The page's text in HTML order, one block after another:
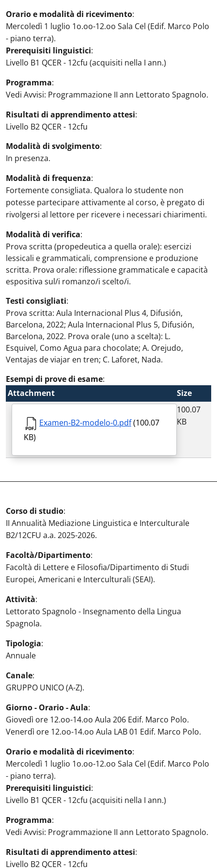
Orario e modalità di ricevimento:
Mercoledì 1 luglio 1o.oo-12.oo Sala Cel (Edif. Marco Polo
- piano terra).
Prerequisiti linguistici:
Livello B1 QCER - 12cfu (acquisiti nella I ann.)
Programma:
Vedi Avvisi: Programmazione II ann Lettorato Spagnolo.
Risultati di apprendimento attesi:
Livello B2 QCER - 12cfu
Modalità di svolgimento:
In presenza.
Modalità di frequenza:
Fortemente consigliata. Qualora lo studente non
potesse partecipare attivamente al corso, è pregato di
rivolgersi al lettore per ricevere i necessari chiarimenti.
Modalità di verifica:
Prova scritta (propedeutica a quella orale): esercizi
lessicali e grammaticali, comprensione e produzione
scritta. Prova orale: riflessione grammaticale e capacità
espositiva sul/i romanzo/i scelto/i.
Testi consigliati:
Prova scritta: Aula Internacional Plus 4, Difusión,
Barcelona, 2022; Aula Internacional Plus 5, Difusión,
Barcelona, 2022. Prova orale (uno a scelta): L.
Esquivel, Como Agua para chocolate; A. Orejudo,
Ventajas de viajar en tren; C. Laforet, Nada.
Esempi di prove di esame:
Attachment
Size
Examen-B2-modelo-0.pdf(100.07
KB)
100.07
KB
Corso di studio:
II Annualità Mediazione Linguistica e Interculturale
B2/12CFU a.a. 2025-2026.
Facoltà/Dipartimento:
Facoltà di Lettere e Filosofia/Dipartimento di Studi
Europei, Americani e Interculturali (SEAI).
Attività:
Lettorato Spagnolo - Insegnamento della Lingua
Spagnola.
Tipologia:
Annuale
Canale:
GRUPPO UNICO (A-Z).
Giorno - Orario - Aula:
Giovedì ore 12.oo-14.oo Aula 206 Edif. Marco Polo.
Venerdì ore 12.oo-14.oo Aula LAB 01 Edif. Marco Polo.
Orario e modalità di ricevimento:
Mercoledì 1 luglio 1o.oo-12.oo Sala Cel (Edif. Marco Polo
- piano terra).
Prerequisiti linguistici:
Livello B1 QCER - 12cfu (acquisiti nella I ann.)
Programma:
Vedi Avvisi: Programmazione II ann Lettorato Spagnolo.
Risultati di apprendimento attesi:
Livello B2 QCER - 12cfu